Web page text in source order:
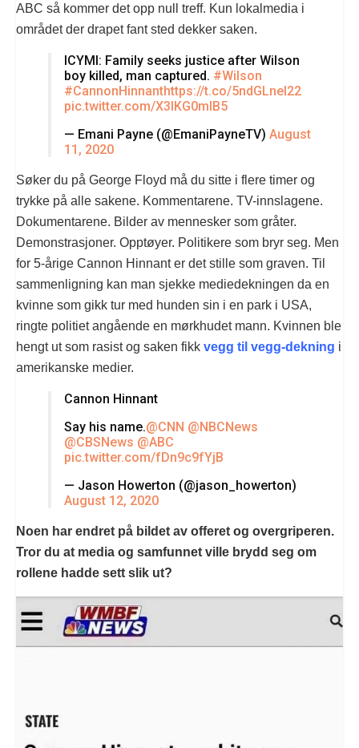
ABC så kommer det opp null treff. Kun lokalmedia i
området der drapet fant sted dekker saken.
ICYMI: Family seeks justice after Wilson
boy killed, man captured. #Wilson
#CannonHinnanthttps://t.co/5ndGLnel22
pic.twitter.com/X3lKG0mlB5
— Emani Payne (@EmaniPayneTV) August
11, 2020
Søker du på George Floyd må du sitte i flere timer og
trykke på alle sakene. Kommentarene. TV-innslagene.
Dokumentarene. Bilder av mennesker som gråter.
Demonstrasjoner. Opptøyer. Politikere som bryr seg. Men
for 5-årige Cannon Hinnant er det stille som graven. Til
sammenligning kan man sjekke mediedekningen da en
kvinne som gikk tur med hunden sin i en park i USA,
ringte politiet angående en mørkhudet mann. Kvinnen ble
hengt ut som rasist og saken fikk vegg til vegg-dekning i
amerikanske medier.
Cannon Hinnant
Say his name.@CNN @NBCNews
@CBSNews @ABC
pic.twitter.com/fDn9c9fYjB
— Jason Howerton (@jason_howerton)
August 12, 2020
Noen har endret på bildet av offeret og overgriperen.
Tror du at media og samfunnet ville brydd seg om
rollene hadde sett slik ut?